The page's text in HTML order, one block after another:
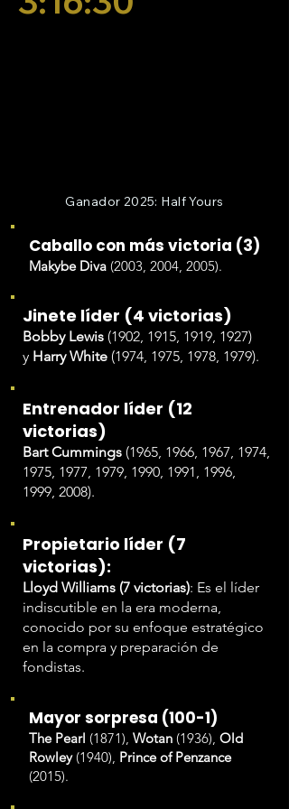
Ganador 2025: Half Yours
Caballo con más victoria (3)
Makybe Diva (2003, 2004, 2005).
Jinete líder (4 victorias)
Bobby Lewis (1902, 1915, 1919, 1927)
y Harry White (1974, 1975, 1978, 1979).
Entrenador líder (12
victorias)
Bart Cummings (1965, 1966, 1967, 1974,
1975, 1977, 1979, 1990, 1991, 1996,
1999, 2008).
Propietario líder (7
victorias):
Lloyd Williams (7 victorias): Es el líder
indiscutible en la era moderna,
conocido por su enfoque estratégico
en la compra y preparación de
fondistas.
Mayor sorpresa (100-1)
The Pearl (1871), Wotan (1936), Old
Rowley(1940), Prince of Penzance
(2015).